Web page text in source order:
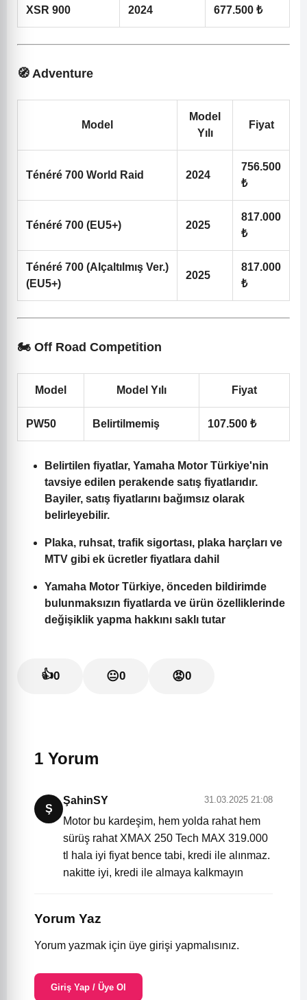
XSR 900 2024 677.500 ₺
🧭 Adventure
Model
Model
Yılı
Fiyat
Ténéré 700 World Raid 2024
756.500
₺
Ténéré 700 (EU5+) 2025
817.000
₺
Ténéré 700 (Alçaltılmış Ver.)
(EU5+)
2025
817.000
₺
🏍️ Off Road Competition
Model Model Yılı Fiyat
PW50 Belirtilmemiş 107.500 ₺
Belirtilen fiyatlar, Yamaha Motor Türkiye'nin
tavsiye edilen perakende satış fiyatlarıdır.
Bayiler, satış fiyatlarını bağımsız olarak
belirleyebilir.
Plaka, ruhsat, trafik sigortası, plaka harçları ve
MTV gibi ek ücretler fiyatlara dahil
Yamaha Motor Türkiye, önceden bildirimde
bulunmaksızın fiyatlarda ve ürün özelliklerinde
değişiklik yapma hakkını saklı tutar
👍0 😐0 😡0
1 Yorum
Ş
ŞahinSY 31.03.2025 21:08
Motor bu kardeşim, hem yolda rahat hem
sürüş rahat XMAX 250 Tech MAX 319.000
tl hala iyi fiyat bence tabi, kredi ile alınmaz.
nakitte iyi, kredi ile almaya kalkmayın
Yorum Yaz
Yorum yazmak için üye girişi yapmalısınız.
Giriş Yap / Üye Ol